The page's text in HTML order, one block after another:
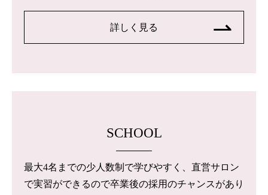
詳しく見る
SCHOOL
最大4名までの少人数制で学びやすく、直営サロン
で実習ができるので卒業後の採用のチャンスがあり